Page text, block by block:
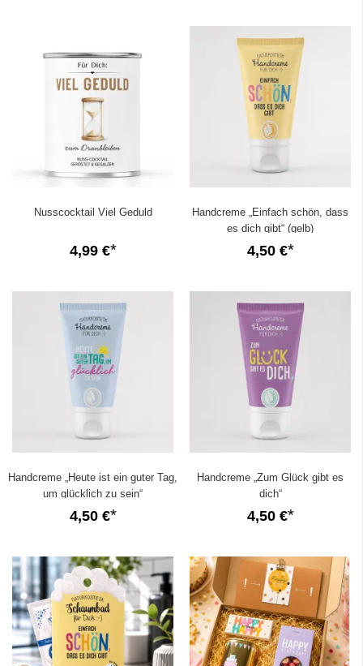
Nusscocktail Viel Geduld
4,99 €
Handcreme „Einfach schön, dass
es dich gibt“ (gelb)
4,50 €
Handcreme „Heute ist ein guter Tag,
um glücklich zu sein“
4,50 €
Handcreme „Zum Glück gibt es
dich“
4,50 €